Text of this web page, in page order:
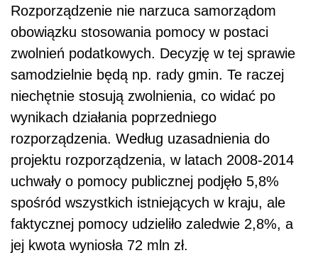
Rozporządzenie nie narzuca samorządom
obowiązku stosowania pomocy w postaci
zwolnień podatkowych. Decyzję w tej sprawie
samodzielnie będą np. rady gmin. Te raczej
niechętnie stosują zwolnienia, co widać po
wynikach działania poprzedniego
rozporządzenia. Według uzasadnienia do
projektu rozporządzenia, w latach 2008-2014
uchwały o pomocy publicznej podjęło 5,8%
spośród wszystkich istniejących w kraju, ale
faktycznej pomocy udzieliło zaledwie 2,8%, a
jej kwota wyniosła 72 mln zł.